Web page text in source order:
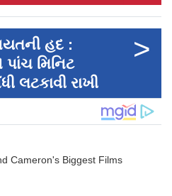
હદ :
પાંચ મિનિટ
લટકાવી રાખી
>